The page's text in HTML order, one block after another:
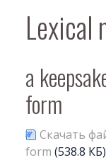
Lexical
a
form
Скачать
form (538.8 КБ)